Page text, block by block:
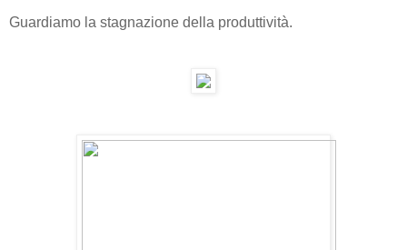
Guardiamo la stagnazione della produttività.